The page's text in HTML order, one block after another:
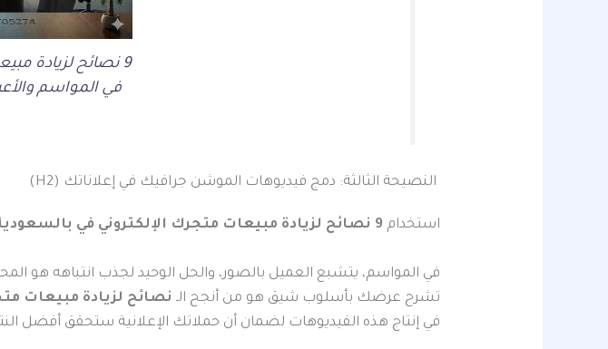
9 نصائح لزيادة
في المواسم
النصيحة الثالثة: دمج فيديوهات الموشن جرافيك في إعلاناتك (H2)
استخدام 9 نصائح لزيادة مبيعات متجرك الإلكتروني في بالسعودية
في المواسم، يتشبع العميل بالصور، والحل الوحيد لجذب انتباهه هو
تشرح عرضك بأسلوب شيق هو من أنجح الـ نصائح لزيادة مبيعات
في إنتاج هذه الفيديوهات لضمان أن حملاتك الإعلانية ستحقق أفضل